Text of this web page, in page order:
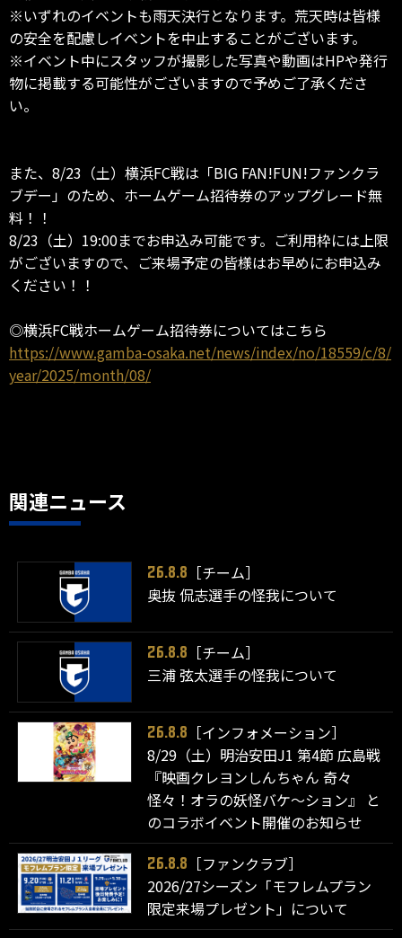
※いずれのイベントも雨天決行となります。荒天時は皆様
の安全を配慮しイベントを中止することがございます。
※イベント中にスタッフが撮影した写真や動画はHPや発行
物に掲載する可能性がございますので予めご了承くださ
い。
また、8/23（土）横浜FC戦は「BIG FAN!FUN!ファンクラ
ブデー」のため、ホームゲーム招待券のアップグレード無
料！！
8/23（土）19:00までお申込み可能です。ご利用枠には上限
がございますので、ご来場予定の皆様はお早めにお申込み
ください！！
◎横浜FC戦ホームゲーム招待券についてはこちら
https://www.gamba-osaka.net/news/index/no/18559/c/8/
year/2025/month/08/
関連ニュース
26.8.8
［チーム］
奥抜 侃志選手の怪我について
26.8.8
［チーム］
三浦 弦太選手の怪我について
26.8.8
［インフォメーション］
8/29（土）明治安田J1 第4節 広島戦
『映画クレヨンしんちゃん 奇々
怪々！オラの妖怪バケ～ション』 と
のコラボイベント開催のお知らせ
26.8.8
［ファンクラブ］
2026/27シーズン「モフレムプラン
限定来場プレゼント」について